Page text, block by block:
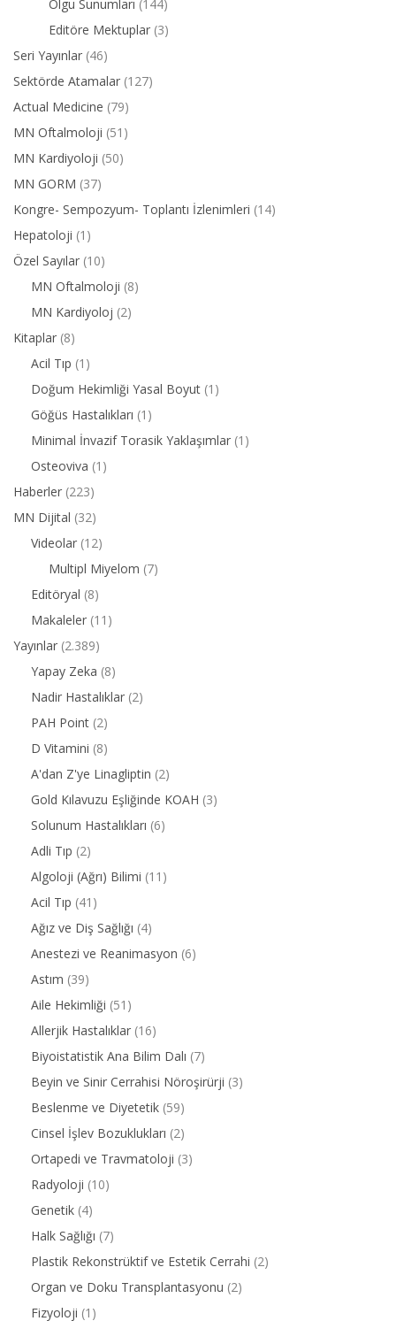
Olgu Sunumları (144)
Editöre Mektuplar (3)
Seri Yayınlar (46)
Sektörde Atamalar (127)
Actual Medicine (79)
MN Oftalmoloji (51)
MN Kardiyoloji (50)
MN GORM (37)
Kongre- Sempozyum- Toplantı İzlenimleri (14)
Hepatoloji (1)
Özel Sayılar (10)
MN Oftalmoloji (8)
MN Kardiyoloj (2)
Kitaplar (8)
Acil Tıp (1)
Doğum Hekimliği Yasal Boyut (1)
Göğüs Hastalıkları (1)
Minimal İnvazif Torasik Yaklaşımlar (1)
Osteoviva (1)
Haberler (223)
MN Dijital (32)
Videolar (12)
Multipl Miyelom (7)
Editöryal (8)
Makaleler (11)
Yayınlar (2.389)
Yapay Zeka (8)
Nadir Hastalıklar (2)
PAH Point (2)
D Vitamini (8)
A'dan Z'ye Linagliptin (2)
Gold Kılavuzu Eşliğinde KOAH (3)
Solunum Hastalıkları (6)
Adli Tıp (2)
Algoloji (Ağrı) Bilimi (11)
Acil Tıp (41)
Ağız ve Diş Sağlığı (4)
Anestezi ve Reanimasyon (6)
Astım (39)
Aile Hekimliği (51)
Allerjik Hastalıklar (16)
Biyoistatistik Ana Bilim Dalı (7)
Beyin ve Sinir Cerrahisi Nöroşirürji (3)
Beslenme ve Diyetetik (59)
Cinsel İşlev Bozuklukları (2)
Ortapedi ve Travmatoloji (3)
Radyoloji (10)
Genetik (4)
Halk Sağlığı (7)
Plastik Rekonstrüktif ve Estetik Cerrahi (2)
Organ ve Doku Transplantasyonu (2)
Fizyoloji (1)